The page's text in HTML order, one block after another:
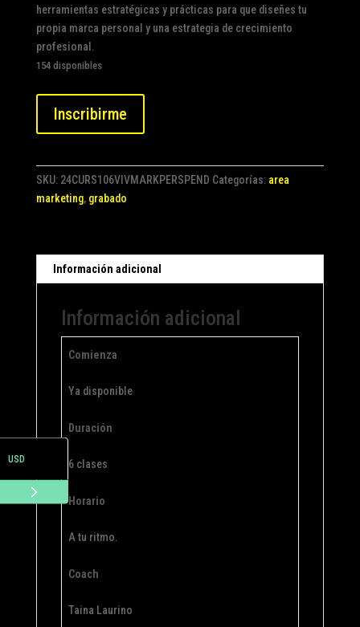
herramientas estratégicas y prácticas para que diseñes tu
propia marca personal y una estrategia de crecimiento
profesional.
154 disponibles
PERSONAL
Inscribirme
SKU: 24CURS106VIVMARKPERSPEND Categorías: area
marketing, grabado
Información adicional
Información adicional
Comienza
Ya disponible
Duración
6 clases
Horario
A tu ritmo.
Coach
Taina Laurino
USD